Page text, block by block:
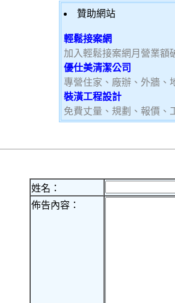
贊助網站
輕鬆接案網
加入輕鬆接案網月營業額
優仕美清潔公司
專營住家、廠辦、外牆、
裝潢工程設計
免費丈量、規劃、報價、
姓名：
佈告內容：